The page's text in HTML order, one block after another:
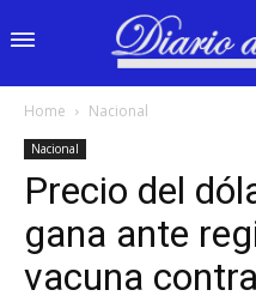
Home Nacional
Nacional
Precio del
gana ante
vacuna